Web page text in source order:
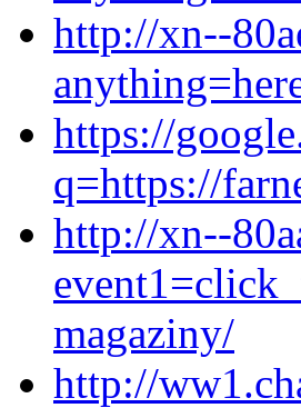
http://xn--
https://
q=https://
http://xn--
magaziny/
http://